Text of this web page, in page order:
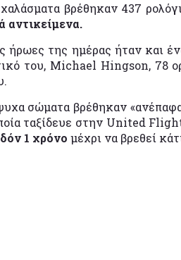
βρέθηκαν 437
αντικείμενα.
ήρωες της ημέρας ήταν και
του, Michael Hingson, 78
σώματα βρέθηκαν
ταξίδευε στην United
1 χρόνο μέχρι να βρεθεί